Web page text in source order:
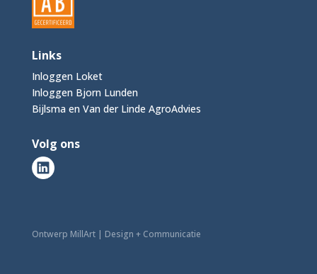
Links
Inloggen Loket
Inloggen Bjorn Lunden
Bijlsma en Van der Linde AgroAdvies
Volg ons
Ontwerp MillArt | Design + Communicatie